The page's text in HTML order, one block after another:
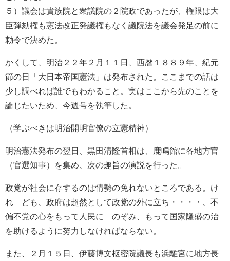
５）議会は貴族院と衆議院の２院政であったが、権限は大
臣弾劾権も憲法改正発議権もなく議院法を議会発足の前に
勅令で決めた。
かくして、明治２２年２月１１日、西暦１８８９年、紀元
節の日「大日本帝国憲法」は発布された。ここまでの話は
少し調べれば誰でもわかること。実はここから先のことを
論じたいため、今週号を執筆した。
（学ぶべきは明治開明官僚の立憲精神）
明治憲法発布の翌日、黒田清隆首相は、鹿鳴館に各地方官
（官選知事）を集め、次の趣旨の演説を行った。
政党が社会に存するのは情勢の免れないところである。け
れ ども、政府は超然として政党の外に立ち・・・・、不
偏不党の心をもって人民に のぞみ、もって国家隆盛の治
を助けるように努力しなければならない。
また、２月１５日、伊藤博文枢密院議長も浜離宮に地方長